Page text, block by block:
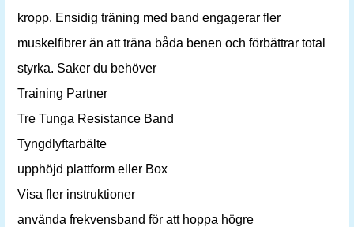
kropp. Ensidig träning med band engagerar fler
muskelfibrer än att träna båda benen och förbättrar total
styrka. Saker du behöver
Training Partner
Tre Tunga Resistance Band
Tyngdlyftarbälte
upphöjd plattform eller Box
Visa fler instruktioner
använda frekvensband för att hoppa högre